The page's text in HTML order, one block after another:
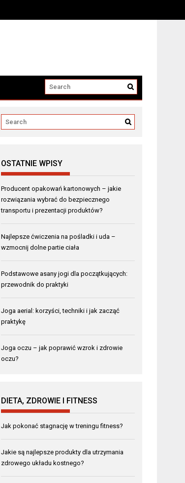
OSTATNIE WPISY
Producent opakowań kartonowych – jakie
rozwiązania wybrać do bezpiecznego
transportu i prezentacji produktów?
Najlepsze ćwiczenia na pośladki i uda –
wzmocnij dolne partie ciała
Podstawowe asany jogi dla początkujących:
przewodnik do praktyki
Joga aerial: korzyści, techniki i jak zacząć
praktykę
Joga oczu – jak poprawić wzrok i zdrowie
oczu?
DIETA, ZDROWIE I FITNESS
Jak pokonać stagnację w treningu fitness?
Jakie są najlepsze produkty dla utrzymania
zdrowego układu kostnego?